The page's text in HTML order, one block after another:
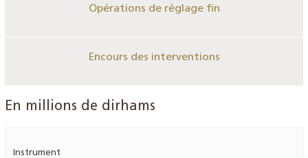
Opérations de réglage fin
Encours des interventions
En millions de dirhams
Instrument